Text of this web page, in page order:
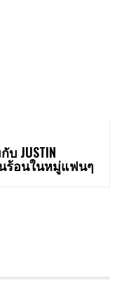
บ JUSTIN
นร้อนในหมู่แฟนๆ